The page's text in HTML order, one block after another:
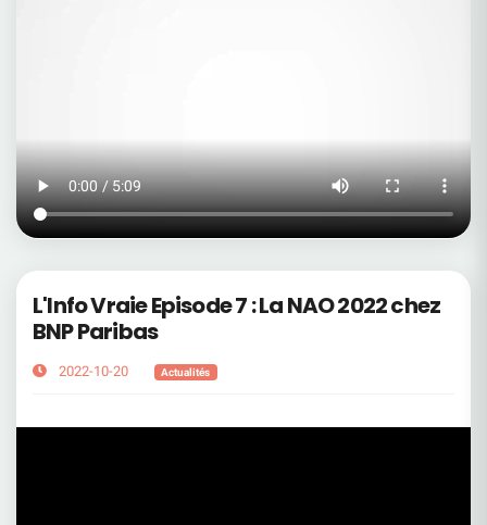
L'Info Vraie Episode 7 : La NAO 2022 chez
BNP Paribas
2022-10-20 Actualités